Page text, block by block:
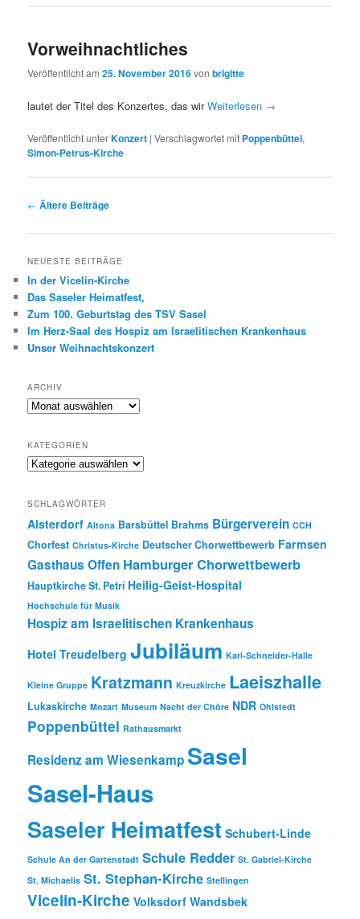
Vorweihnachtliches
Veröffentlicht am25. November 2016vonbrigitte
lautet der Titel des Konzertes, das wirWeiterlesen →
Veröffentlicht unterKonzert |Verschlagwortet mit Poppenbüttel,
Simon-Petrus-Kirche
Beitragsnavigation
← Ältere Beiträge
NEUESTE BEITRÄGE
In der Vicelin-Kirche
Das Saseler Heimatfest,
Zum 100. Geburtstag des TSV Sasel
Im Herz-Saal des Hospiz am Israelitischen Krankenhaus
Unser Weihnachtskonzert
ARCHIV
Archiv
KATEGORIEN
Kategorien
SCHLAGWÖRTER
Alsterdorf Altona Barsbüttel Brahms Bürgerverein CCH
Chorfest Christus-Kirche Deutscher Chorwettbewerb Farmsen
Gasthaus Offen Hamburger Chorwettbewerb
Hauptkirche St. Petri Heilig-Geist-Hospital
Hochschule für Musik
Hospiz am Israelitischen Krankenhaus
Hotel Treudelberg Jubiläum Karl-Schneider-Halle
Kleine Gruppe Kratzmann Kreuzkirche Laeiszhalle
Lukaskirche Mozart Museum Nacht der Chöre NDR Ohlstedt
Poppenbüttel Rathausmarkt
Residenz am Wiesenkamp Sasel
Sasel-Haus
Saseler Heimatfest Schubert-Linde
Schule An der Gartenstadt Schule Redder St. Gabriel-Kirche
St. Michaelis St. Stephan-Kirche Stellingen
Vicelin-Kirche Volksdorf Wandsbek